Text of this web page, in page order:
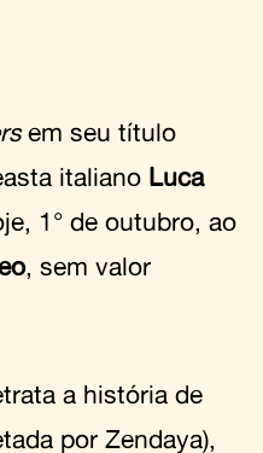
em seu título
italiano Luca
1° de outubro, ao
, sem valor
a história de
por Zendaya),